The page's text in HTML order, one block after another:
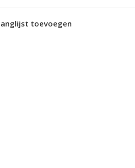
toevoegen